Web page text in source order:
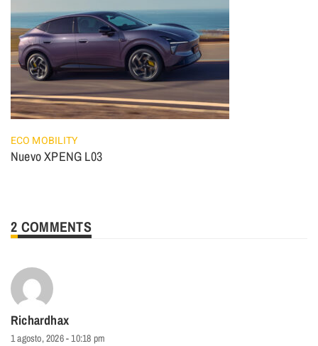
ECO MOBILITY
Nuevo XPENG L03
2 COMMENTS
Richardhax
1 agosto, 2026 - 10:18 pm